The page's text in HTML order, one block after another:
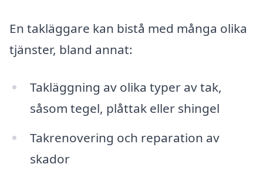
En takläggare kan bistå med många olika
tjänster, bland annat:
Takläggning av olika typer av tak,
såsom tegel, plåttak eller shingel
Takrenovering och reparation av
skador